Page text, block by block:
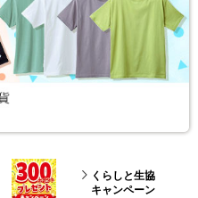
くらしと生協
キャンペーン